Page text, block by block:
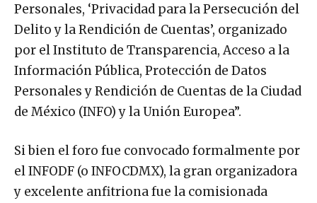
Personales, ‘Privacidad para la Persecución del
Delito y la Rendición de Cuentas’, organizado
por el Instituto de Transparencia, Acceso a la
Información Pública, Protección de Datos
Personales y Rendición de Cuentas de la Ciudad
de México (INFO) y la Unión Europea”.
Si bien el foro fue convocado formalmente por
el INFODF (o INFOCDMX), la gran organizadora
y excelente anfitriona fue la comisionada